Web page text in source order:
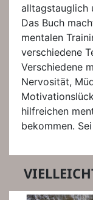
alltagstauglich
Das Buch
mentalen
verschiedene
Verschiedene
Nervosität,
hilfreichen
bekommen.